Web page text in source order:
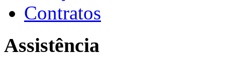
Contratos
Assistência